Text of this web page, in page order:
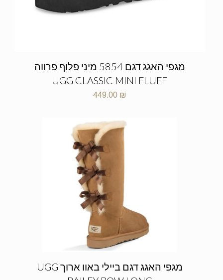
מגפי האגג דגם 5854 מיני פלוף פרווה
UGG CLASSIC MINI FLUFF
449.00 ₪
מגפי האגג דגם ביילי באוו ארוך UGG